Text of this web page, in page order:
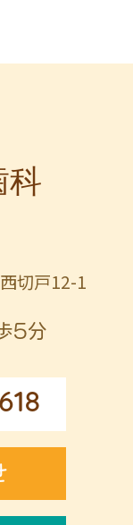
切戸12-1
5分